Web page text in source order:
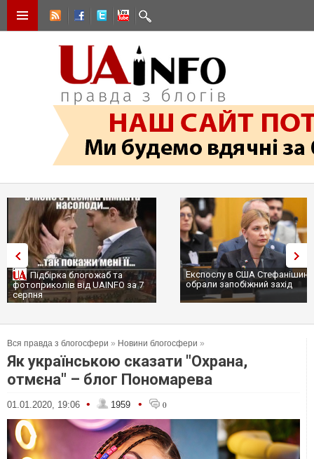
Підбірка блогожаб та
фотоприколів від UAINFO за 7
серпня
Експослу в США Стефанішиній
обрали запобіжний захід
Вся правда з блогосфери » Новини блогосфери »
Як українською сказати "Охрана,
отмєна" – блог Пономарева
01.01.2020, 19:06 • 1959 • 0